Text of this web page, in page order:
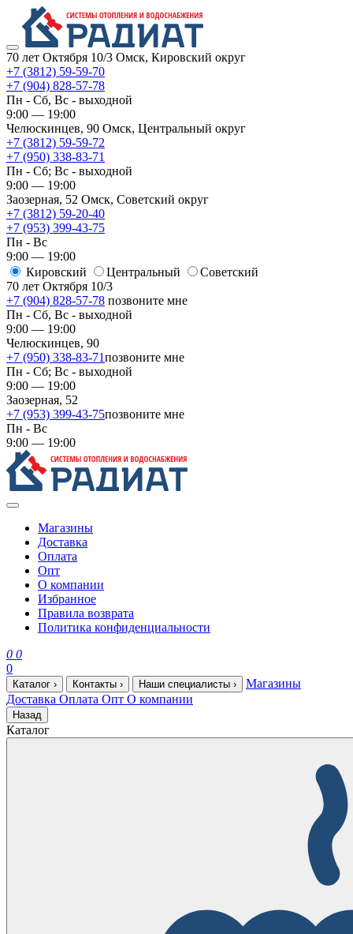
70 лет Октября 10/3 Омск, Кировский округ
+7 (3812) 59-59-70
+7 (904) 828-57-78
Пн - Сб, Вс - выходной
9:00 — 19:00
Челюскинцев, 90 Омск, ​Центральный округ
+7 (3812) 59-59-72
+7 (950) 338-83-71
Пн - Сб; Вс - выходной
9:00 — 19:00
Заозерная, 52 Омск, ​Советский округ
+7 (3812) 59-20-40
+7 (953) 399-43-75
Пн - Вс
9:00 — 19:00
Кировский
​Центральный
​Советский
70 лет Октября 10/3
+7 (904) 828-57-78 позвоните мне
Пн - Сб, Вс - выходной
9:00 — 19:00
Челюскинцев, 90
+7 (950) 338-83-71позвоните мне
Пн - Сб; Вс - выходной
9:00 — 19:00
Заозерная, 52
+7 (953) 399-43-75позвоните мне
Пн - Вс
9:00 — 19:00
Магазины
Доставка
Оплата
Опт
О компании
Избранное
Правила возврата
Политика конфиденциальности
0 0
0
Каталог › Контакты › Наши специалисты ›
Магазины
Доставка Оплата Опт О компании
Назад
Каталог